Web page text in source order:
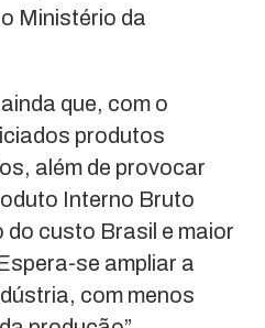
Ministério da
que, com o
produtos
além de provocar
Interno Bruto
custo Brasil e maior
se ampliar a
com menos